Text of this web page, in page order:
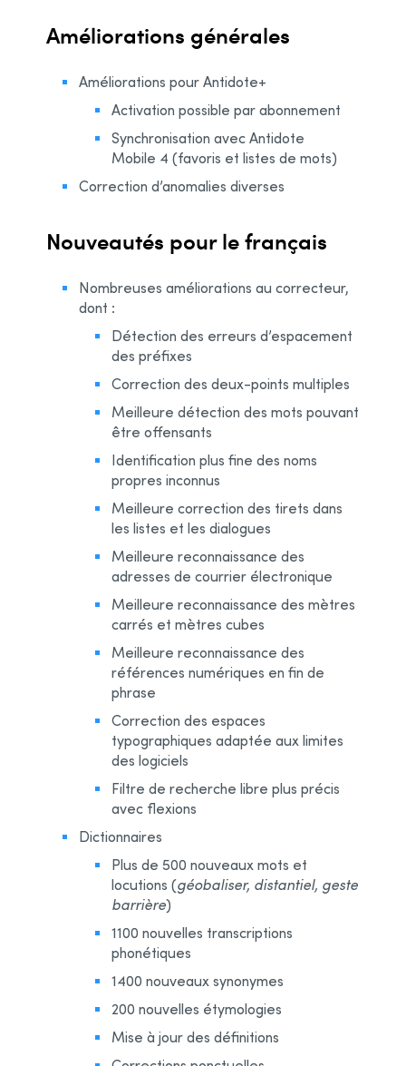
Améliorations générales
Améliorations pour Antidote+
Activation possible par abonnement
Synchronisation avec Antidote
Mobile 4 (favoris et listes de mots)
Correction d’anomalies diverses
Nouveautés pour le français
Nombreuses améliorations au correcteur,
dont :
Détection des erreurs d’espacement
des préfixes
Correction des deux-points multiples
Meilleure détection des mots pouvant
être offensants
Identification plus fine des noms
propres inconnus
Meilleure correction des tirets dans
les listes et les dialogues
Meilleure reconnaissance des
adresses de courrier électronique
Meilleure reconnaissance des mètres
carrés et mètres cubes
Meilleure reconnaissance des
références numériques en fin de
phrase
Correction des espaces
typographiques adaptée aux limites
des logiciels
Filtre de recherche libre plus précis
avec flexions
Dictionnaires
Plus de 500 nouveaux mots et
locutions (géobaliser, distantiel, geste
barrière)
1100 nouvelles transcriptions
phonétiques
1400 nouveaux synonymes
200 nouvelles étymologies
Mise à jour des définitions